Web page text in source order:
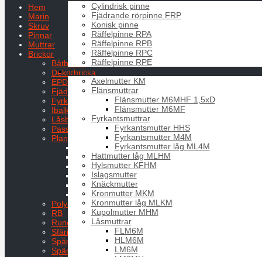
Cylindrisk pinne
Fjädrande rörpinne FRP
Konisk pinne
Räffelpinne RPA
Räffelpinne RPB
Räffelpinne RPC
Räffelpinne RPE
Muttrar
Axelmutter KM
Flänsmuttrar
Flänsmutter M6MHF 1,5xD
Flänsmutter M6MF
Fyrkantsmuttrar
Fyrkantsmutter HHS
Fyrkantsmutter M4M
Fyrkantsmutter låg ML4M
Hattmutter låg MLHM
Hylsmutter KFHM
Islagsmutter
Knäckmutter
Kronmutter MKM
Kronmutter låg MLKM
Kupolmutter MHM
Låsmuttrar
FLM6M
HLM6M
LM6M
Hem
Marin
Skruv
Pinnar
Muttrar
Brickor
Båtbricka
Dekorbricka
EPDM
Fjäderbrickor
Fyrkantsbricka
Ibalksbricka
Låsbrickor
Passbricka
Planbricka
PB
Typ L
Typ LL
Typ M
Typ Z
Polyamid
RB
Rundbricka för cylindrisk bult
Sfäriska och koniska
Spårryttare
Spännbricka